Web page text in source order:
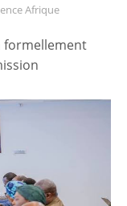
Afrique
formellement